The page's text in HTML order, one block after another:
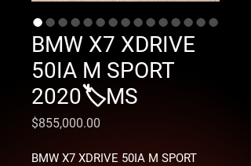
BMW X7 XDRIVE
50IA M SPORT
2020🏷️MS
$855,000.00
BMW X7 XDRIVE 50IA M SPORT